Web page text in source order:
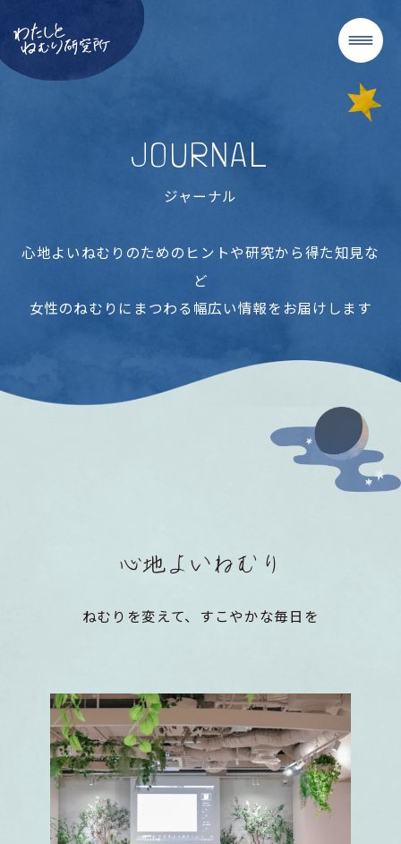
JOURNAL
ジャーナル
心地よいねむりのためのヒントや研究から得た知見な
ど
女性のねむりにまつわる幅広い情報をお届けします
心地よいねむり
ねむりを変えて、すこやかな毎日を